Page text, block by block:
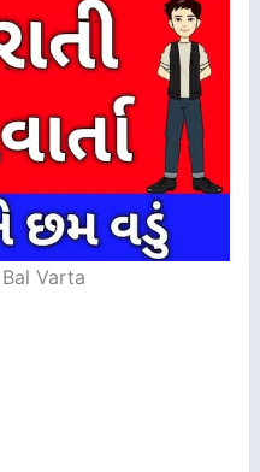
Varta